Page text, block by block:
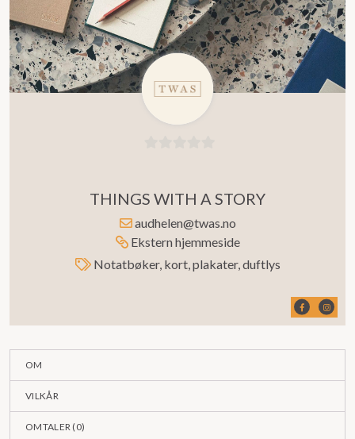
av
5
THINGS WITH A STORY
audhelen@twas.no
Ekstern hjemmeside
Notatbøker, kort, plakater, duftlys
OM
VILKÅR
OMTALER (0)